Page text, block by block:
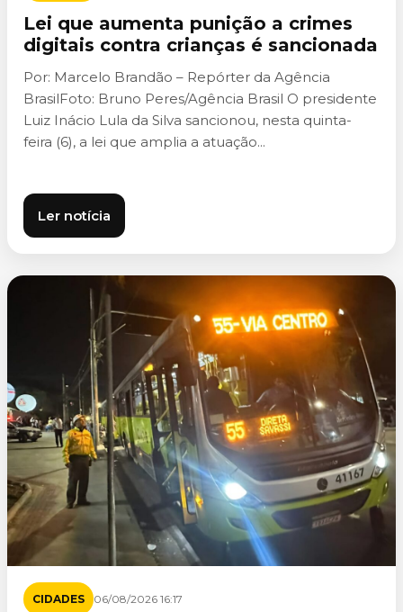
Lei que aumenta punição a crimes
digitais contra crianças é sancionada
Por: Marcelo Brandão – Repórter da Agência
BrasilFoto: Bruno Peres/Agência Brasil O presidente
Luiz Inácio Lula da Silva sancionou, nesta quinta-
feira (6), a lei que amplia a atuação...
Ler notícia
CIDADES 06/08/2026 16:17